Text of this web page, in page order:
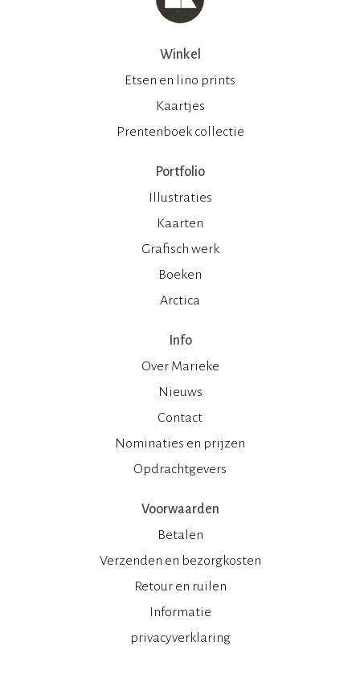
Winkel
Etsen en lino prints
Kaartjes
Prentenboek collectie
Portfolio
Illustraties
Kaarten
Grafisch werk
Boeken
Arctica
Info
Over Marieke
Nieuws
Contact
Nominaties en prijzen
Opdrachtgevers
Voorwaarden
Betalen
Verzenden en bezorgkosten
Retour en ruilen
Informatie
privacyverklaring